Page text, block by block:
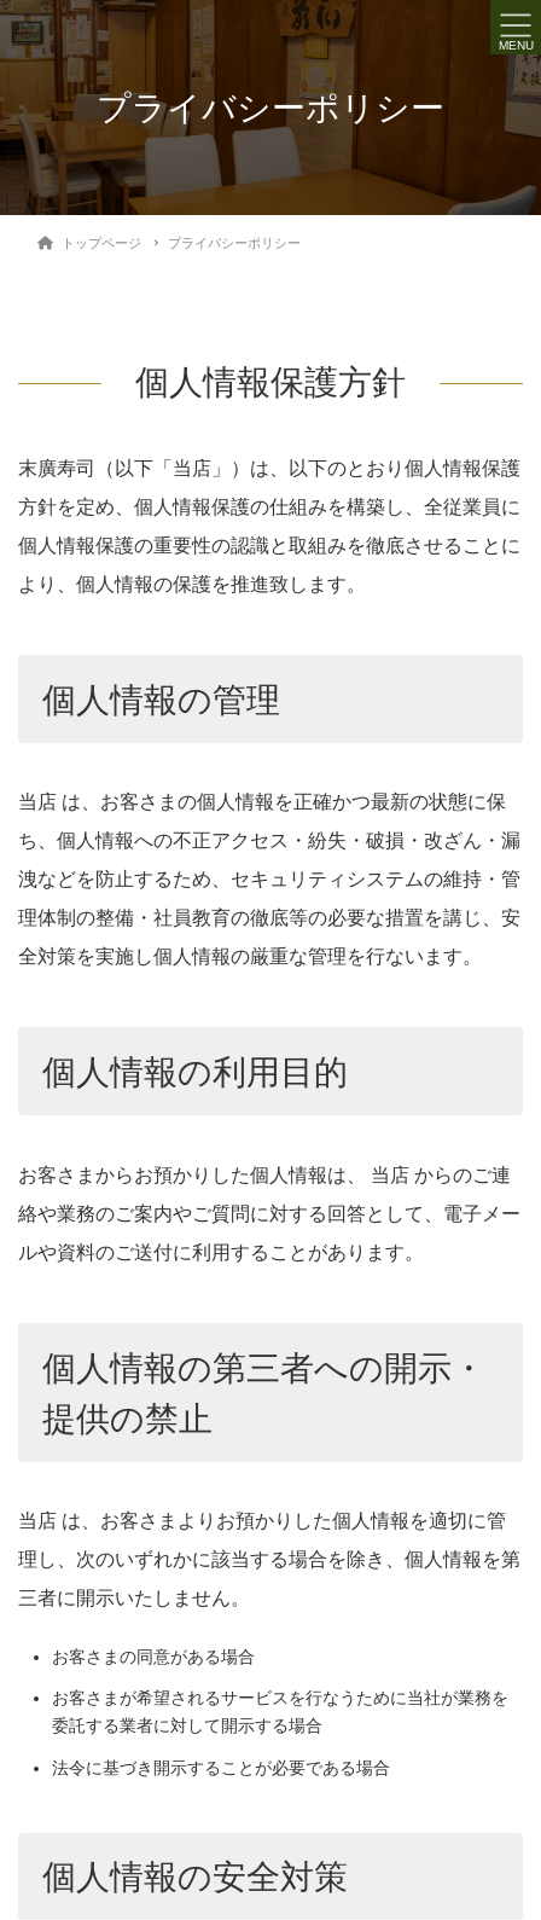
プライバシーポリシー
トップページ プライバシーポリシー
個人情報保護方針
末廣寿司（以下「当店」）は、以下のとおり個人情報保護
方針を定め、個人情報保護の仕組みを構築し、全従業員に
個人情報保護の重要性の認識と取組みを徹底させることに
より、個人情報の保護を推進致します。
個人情報の管理
当店 は、お客さまの個人情報を正確かつ最新の状態に保
ち、個人情報への不正アクセス・紛失・破損・改ざん・漏
洩などを防止するため、セキュリティシステムの維持・管
理体制の整備・社員教育の徹底等の必要な措置を講じ、安
全対策を実施し個人情報の厳重な管理を行ないます。
個人情報の利用目的
お客さまからお預かりした個人情報は、 当店 からのご連
絡や業務のご案内やご質問に対する回答として、電子メー
ルや資料のご送付に利用することがあります。
個人情報の第三者への開示・
提供の禁止
当店 は、お客さまよりお預かりした個人情報を適切に管
理し、次のいずれかに該当する場合を除き、個人情報を第
三者に開示いたしません。
お客さまの同意がある場合
お客さまが希望されるサービスを行なうために当社が業務を
委託する業者に対して開示する場合
法令に基づき開示することが必要である場合
個人情報の安全対策
MENU